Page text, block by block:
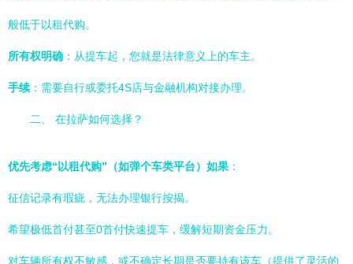
般低于以租代购。
所有权明确 ：从提车起，您就是法律意义上的车主。
手续：需要自行或委托4S店与金融机构对接办理。
二、 在拉萨如何选择？
优先考虑“以租代购”（如弹个车类平台）如果 ：
征信记录有瑕疵，无法办理银行按揭。
希望极低首付甚至0首付快速提车，缓解短期资金压力。
对车辆所有权不敏感，或不确定长期是否要持有该车（提供了灵活的